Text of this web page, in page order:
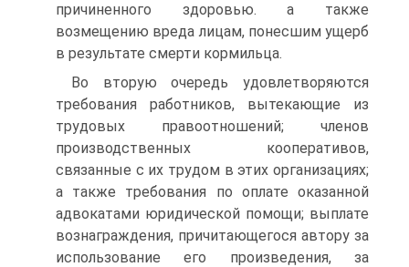
причиненного здоровью. а также
возмещению вреда лицам, понесшим ущерб
в результате смерти кормильца.
Во вторую очередь удовлетворяются
требования работников, вытекающие из
трудовых правоотношений; членов
производственных кооперативов,
связанные с их трудом в этих организациях;
а также требования по оплате оказанной
адвокатами юридической помощи; выплате
вознаграждения, причитающегося автору за
использование его произведения, за